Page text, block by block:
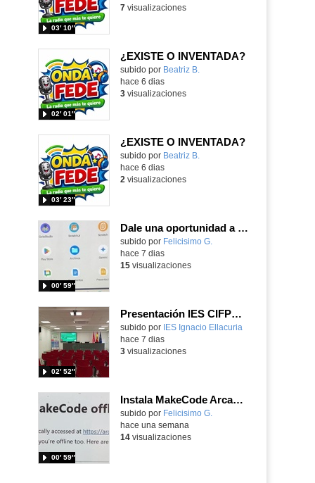
03′ 10″
7visualizaciones
¿EXISTE O INVENTADA?
Contenido educativo.
subido por Beatriz B.
02′ 01″
hace 6 dias
3visualizaciones
¿EXISTE O INVENTADA?
Contenido educativo.
subido por Beatriz B.
03′ 23″
hace 6 dias
2 visualizaciones
Dale una oportunidad a los Chromebooks y utiliza un proyector para realizar talleres si no tienes pantallas táctiles
Contenido educativo.
subido por Felicisimo G.
00′ 59″
hace 7 dias
15visualizaciones
Presentación IES CIFPD Ignacio Ellacuría
Contenido educativo.
subido por IES Ignacio Ellacuria
02′ 52″
hace 7 dias
3visualizaciones
Instala MakeCode Arcade para trabajar offline en tu tablet, ordenador, Chromebook
Contenido educativo.
subido por Felicisimo G.
00′ 59″
hace una semana
14visualizaciones